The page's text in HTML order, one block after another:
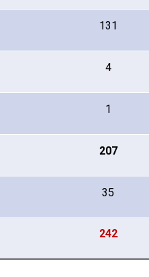
131
4
1
207
35
242